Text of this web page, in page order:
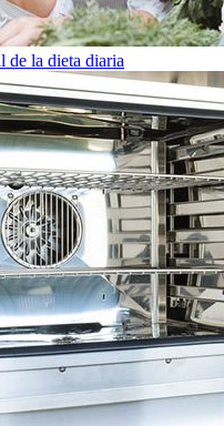
de la dieta diaria